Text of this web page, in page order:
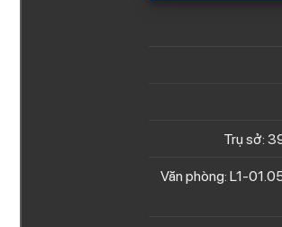
Trụ sở:
Văn phòng: L1-